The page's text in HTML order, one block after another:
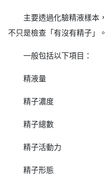
主要透過化驗精液樣本
不只是檢查「有沒有精子」。
一般包括以下項目：
精液量
精子濃度
精子總數
精子活動力
精子形態